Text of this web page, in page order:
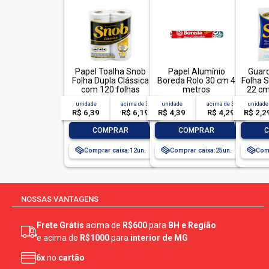
Papel Toalha Snob
Folha Dupla Clássica
com 120 folhas
unidade
R$ 6,39
acima de3
R$ 6,19
COMPRAR
Comprar caixa:12
Papel Alumínio
Boreda Rolo 30 cm 4
metros
unidade
R$ 4,39
acima de3
R$ 4,29
COMPRAR
Comprar caixa:25
Folha
22
unidade
R$
NOSSAS VANTAGENS
Frete Grátis acima de R$600para BH e Região
e acima de R$1000para interior de MG
6xno cartão